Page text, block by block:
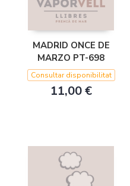
MADRID ONCE DE
MARZO PT-698
Consultar disponibilitat
11,00 €